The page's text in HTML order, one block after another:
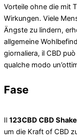
Vorteile ohne die mit
Wirkungen. Viele
Ängste zu lindern,
allgemeine
giornaliera, il CBD
qualche modo
Fase
Il 123CBD CBD
um die Kraft of CBD